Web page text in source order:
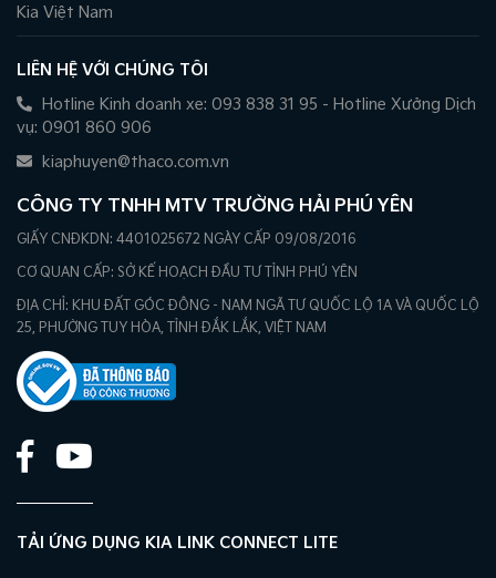
Kia Việt Nam
LIÊN HỆ VỚI CHÚNG TÔI
Hotline Kinh doanh xe: 093 838 31 95 - Hotline Xưởng Dịch
vụ: 0901 860 906
kiaphuyen@thaco.com.vn
CÔNG TY TNHH MTV TRƯỜNG HẢI PHÚ YÊN
GIẤY CNĐKDN: 4401025672 NGÀY CẤP 09/08/2016
CƠ QUAN CẤP: SỞ KẾ HOẠCH ĐẦU TƯ TỈNH PHÚ YÊN
ĐỊA CHỈ: KHU ĐẤT GÓC ĐÔNG - NAM NGÃ TƯ QUỐC LỘ 1A VÀ QUỐC LỘ
25, PHƯỜNG TUY HÒA, TỈNH ĐẮK LẮK, VIỆT NAM
TẢI ỨNG DỤNG KIA LINK CONNECT LITE